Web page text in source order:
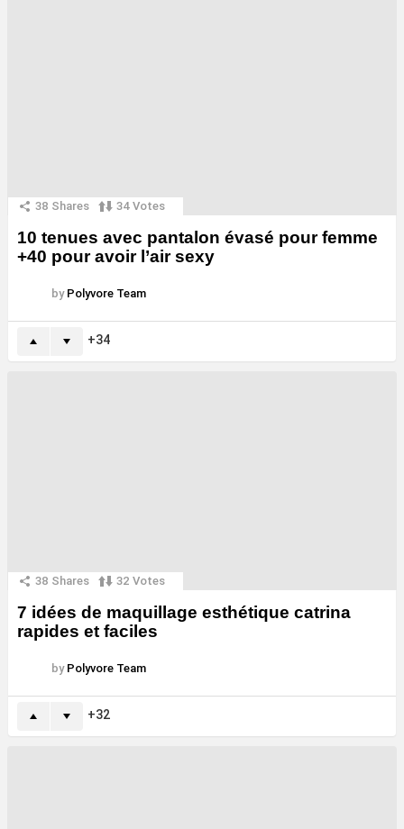
38 Shares 34 Votes
10 tenues avec pantalon évasé pour femme
+40 pour avoir l’air sexy
by Polyvore Team
34
38 Shares 32 Votes
7 idées de maquillage esthétique catrina
rapides et faciles
by Polyvore Team
32